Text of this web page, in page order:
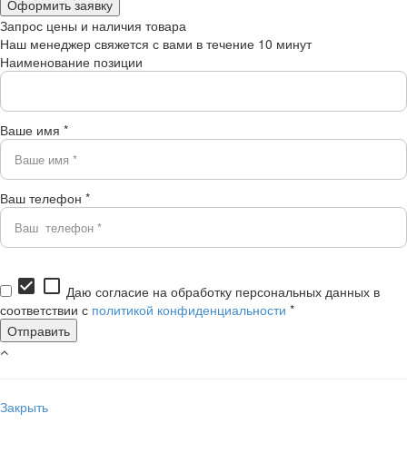
Запрос цены и наличия товара
Наш менеджер свяжется с вами в течение 10 минут
Наименование позиции
Ваше имя *
Ваш телефон *
check_box check_box_outline_blank Даю согласие на обработку персональных данных в
соответствии с политикой конфиденциальности *
Закрыть